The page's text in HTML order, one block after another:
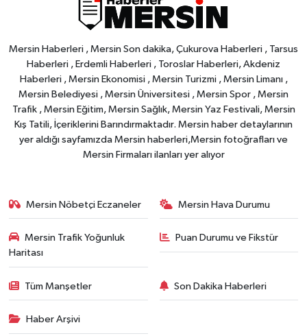
Mersin Haberleri , Mersin Son dakika, Çukurova Haberleri , Tarsus
Haberleri , Erdemli Haberleri , Toroslar Haberleri, Akdeniz
Haberleri , Mersin Ekonomisi , Mersin Turizmi , Mersin Limanı ,
Mersin Belediyesi , Mersin Üniversitesi , Mersin Spor , Mersin
Trafik , Mersin Eğitim, Mersin Sağlık, Mersin Yaz Festivali, Mersin
Kış Tatili, İçeriklerini Barındırmaktadır. Mersin haber detaylarının
yer aldığı sayfamızda Mersin haberleri,Mersin fotoğrafları ve
Mersin Firmaları ilanları yer alıyor
Mersin Nöbetçi Eczaneler Mersin Hava Durumu
Mersin Trafik Yoğunluk
Haritası
Puan Durumu ve Fikstür
Tüm Manşetler Son Dakika Haberleri
Haber Arşivi